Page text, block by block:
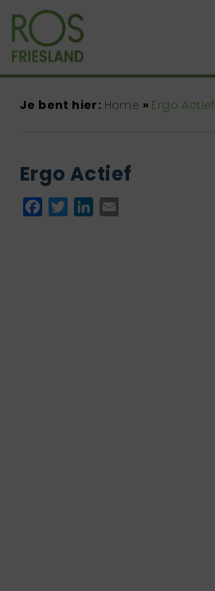
Je bent hier: Home » Ergo Actief
Ergo Actief
Facebook
TwitterLinkedIn